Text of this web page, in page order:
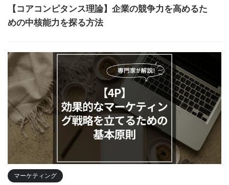
【コアコンピタンス理論】企業の競争力を高めるた
めの中核能力を探る方法
マーケティング